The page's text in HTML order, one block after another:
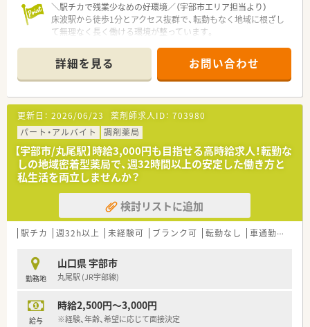
ティア休暇などワークライフバランスを推奨されています。
＜こんな方にもおすすめ＞
■しっかりとした教育体制のもとで薬剤師としてのスキルを磨
きたい方
■応援体制がありいざという時に休みの取れる環境でご勤務さ
れたい方
■マイカー通勤ご希望の方
■様々な店舗でスキルを磨いてみたい方
＼駅チカで残業少なめの好環境／（宇部市エリア担当より）
床波駅から徒歩1分とアクセス抜群で、転勤もなく地域に根ざし
て無理なく長く働ける環境が整っています。
【店舗情報と応需状況について】
■最寄り駅である床波駅から徒歩1分と非常にアクセスが良く、
毎日の通勤負担が少なく快適に通える好立地です。
■内科クリニックからの処方箋をメインに応需しており、1日に
40枚から50枚程度の処方箋を応需しております。
■常勤薬剤師1名とパート薬剤師2名が在籍しており、少人数な
がらもチームワーク良く業務に取り組んでいます。
【法人特徴について】
■山口県内で複数の調剤薬局を運営しており、地域医療に貢献す
ることを目標に掲げている安定した法人企業です。
■薬剤師国保の加入や退職金制度など、従業員が安心して長く働
けるような充実した福利厚生制度を整えています。
■地域に根差した店舗展開を行っているため、転居を伴うような
【こんな取り組みをしています】
■日本薬剤師会学術大会や九州山口薬学大会など、各種学会や学
■定期的に社内での勉強会を開催し、スタッフ全員で医療知識の
アップデートを図りながらスキルアップに努めています。
詳細を見る お問い合わせ
更新日： 2026/06/23 薬剤師求人ID： 703980
パート・アルバイト
調剤薬局
【宇部市/丸尾駅】時給3,000円も目指せる高時給求人！転勤な
しの地域密着型薬局で、週32時間以上の安定した働き方と
私生活を両立しませんか？
検討リストに追加
駅チカ 週32h以上 未経験可 ブランク可 転勤なし 車通勤可
勤務地
山口県 宇部市
丸尾駅 (JR宇部線)
給与
時給2,500円～3,000円
※経験、年齢、希望に応じて面接決定